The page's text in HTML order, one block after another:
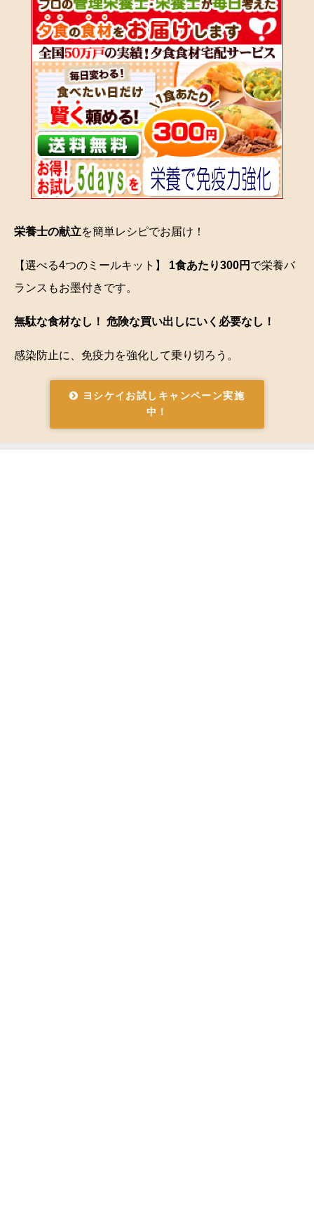
栄養士の献立を簡単レシピでお届け！
【選べる4つのミールキット】 1食あたり300円 で栄養バ
ランスもお墨付きです。
無駄な食材なし！ 危険な買い出しにいく必要なし！
感染防止に、免疫力を強化して乗り切ろう。
ヨシケイお試しキャンペーン実施
中！